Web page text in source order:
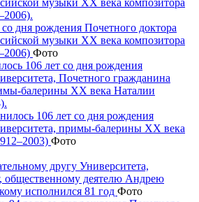
со дня рождения Почетного доктора
музыки ХХ века композитора
Фото
106 лет со дня рождения
примы-балерины XX века
Фото
другу Университета,
общественному деятелю Андрею
исполнился 81 год Фото